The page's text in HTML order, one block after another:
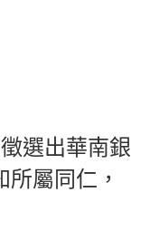
選出華南銀
屬同仁，